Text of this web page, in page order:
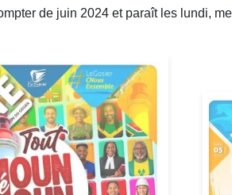
de juin 2024 et paraît les lundi,